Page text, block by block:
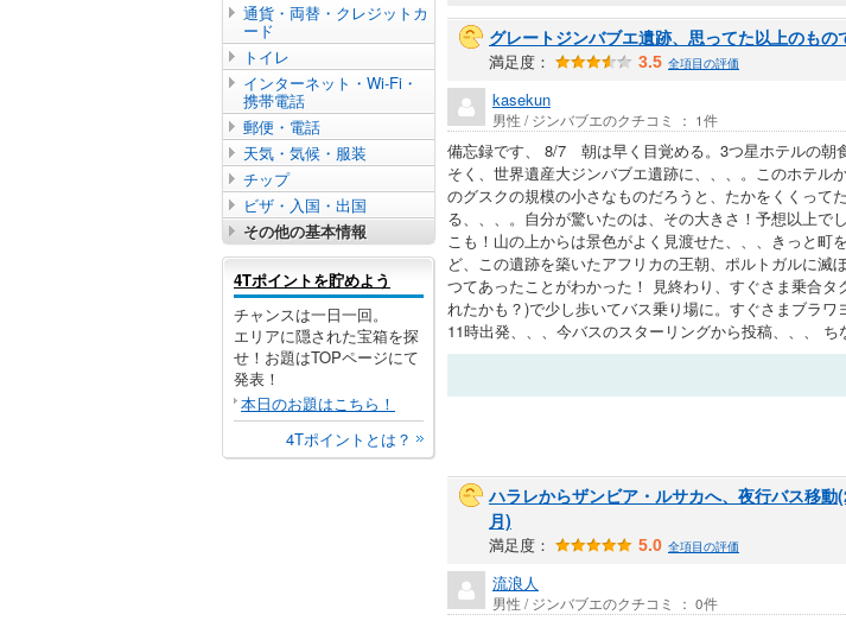
グレートジンバブエ遺跡、思ってた以上のもの
満足度： 3.5 全項目の評価
kasekun
男性 / ジンバブエのクチコミ ： 1件
備忘録です、 8/7 朝は早く目覚める。3つ星ホテルの朝
そく、世界遺産大ジンバブエ遺跡に、、、。このホテ
のグスクの規模の小さなものだろうと、たかをくくって
る、、、。自分が驚いたのは、その大きさ！予想以上で
こも！山の上からは景色がよく見渡せた、、、きっと
ど、この遺跡を築いたアフリカの王朝、ポルトガルに
つてあったことがわかった！ 見終わり、すぐさま乗合
れたかも？)で少し歩いてバス乗り場に。すぐさまブラ
11時出発、、、今バスのスターリングから投稿、、、 ち
ハラレからザンビア・ルサカへ、夜行バス移動
月)
満足度： 5.0 全項目の評価
流浪人
男性 / ジンバブエのクチコミ ： 0件
通貨・両替・クレジットカ
ード
トイレ
インターネット・Wi-Fi・
携帯電話
郵便・電話
天気・気候・服装
チップ
ビザ・入国・出国
その他の基本情報
4Tポイントを貯めよう
チャンスは一日一回。
エリアに隠された宝箱を探
せ！お題はTOPページにて
発表！
本日のお題はこちら！
4Tポイントとは？